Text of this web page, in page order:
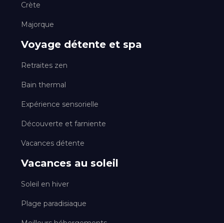
Crète
Majorque
Voyage détente et spa
Retraites zen
Bain thermal
Expérience sensorielle
Découverte et farniente
Vacances détente
Vacances au soleil
Soleil en hiver
Plage paradisiaque